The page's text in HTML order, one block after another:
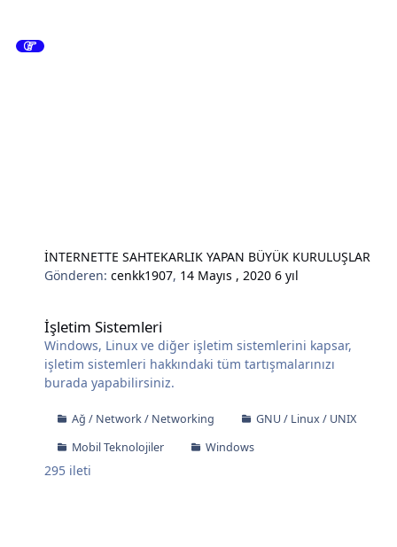
İNTERNETTE SAHTEKARLIK YAPAN BÜYÜK KURULUŞLAR
Gönderen:cenkk1907, 14 Mayıs , 20206 yıl
İşletim Sistemleri
Windows, Linux ve diğer işletim sistemlerini kapsar,
işletim sistemleri hakkındaki tüm tartışmalarınızı
burada yapabilirsiniz.
Ağ / Network / Networking
GNU / Linux / UNIX
Mobil Teknolojiler
Windows
295 ileti